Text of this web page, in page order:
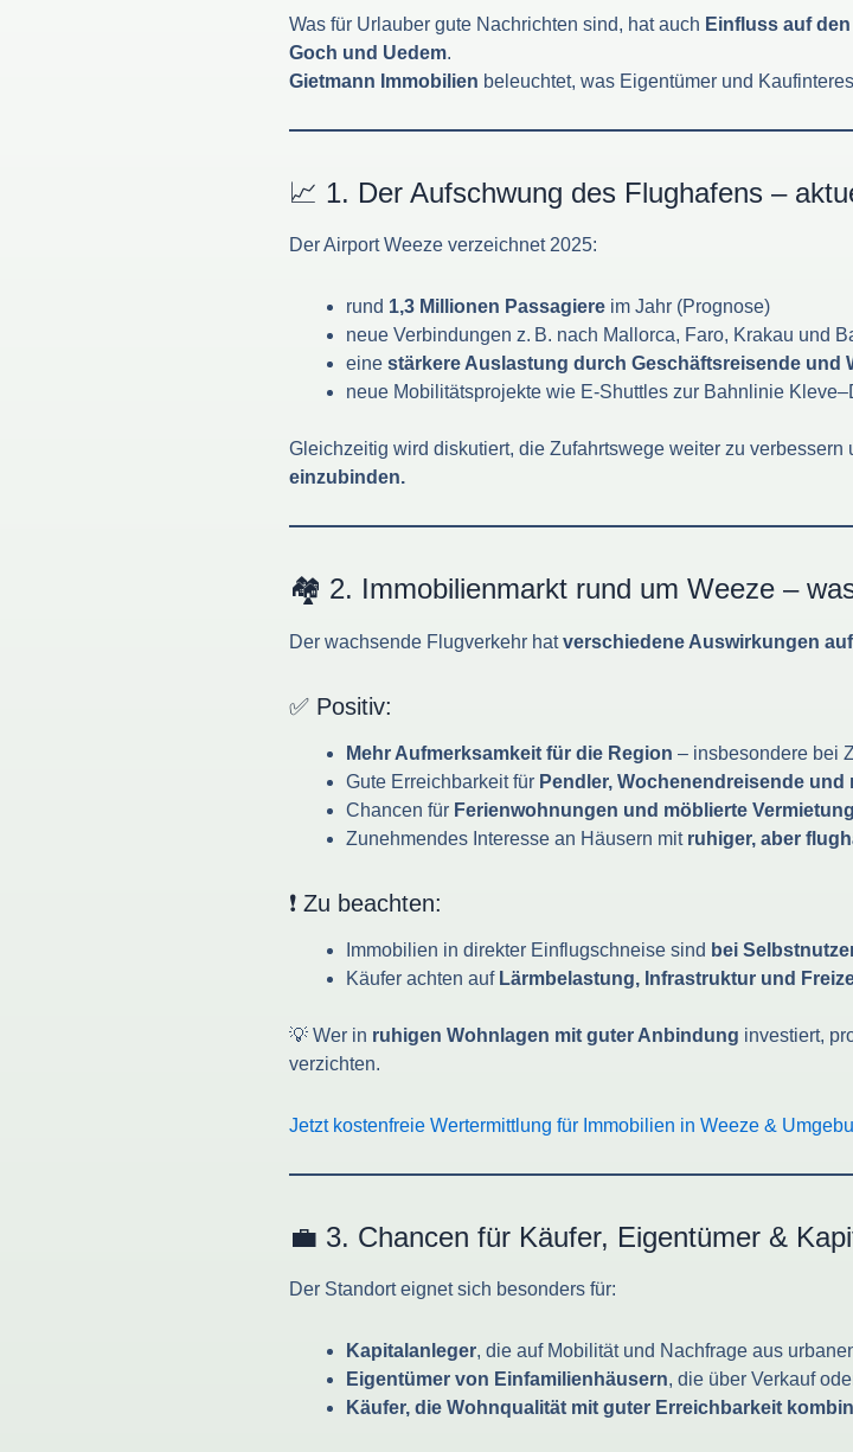
Was für Urlauber gute Nachrichten sind, hat auch Einfluss auf
Goch und Uedem.
Gietmann Immobilien beleuchtet, was Eigentümer und
📈 1. Der Aufschwung des Flughafens –
Der Airport Weeze verzeichnet 2025:
rund 1,3 Millionen Passagiere im Jahr (Prognose)
neue Verbindungen z. B. nach Mallorca, Faro, Krakau und
eine stärkere Auslastung durch Geschäftsreisende und
neue Mobilitätsprojekte wie E-Shuttles zur Bahnlinie
Gleichzeitig wird diskutiert, die Zufahrtswege weiter zu verbessern
einzubinden.
🏘️ 2. Immobilienmarkt rund um Weeze –
Der wachsende Flugverkehr hatverschiedene Auswirkungen
✅ Positiv:
Mehr Aufmerksamkeit für die Region – insbesondere bei
Gute Erreichbarkeit für Pendler, Wochenendreisende und
Chancen für Ferienwohnungen und möblierte Vermietung
Zunehmendes Interesse an Häusern mit ruhiger, aber
❗ Zu beachten:
Immobilien in direkter Einflugschneise sind bei
Käufer achten auf Lärmbelastung, Infrastruktur und
💡 Wer in ruhigen Wohnlagen mit guter Anbindung investiert,
verzichten.
Jetzt kostenfreie Wertermittlung für Immobilien in Weeze &
💼 3. Chancen für Käufer, Eigentümer &
Der Standort eignet sich besonders für:
Kapitalanleger, die auf Mobilität und Nachfrage aus
Eigentümer von Einfamilienhäusern, die über Verkauf
Käufer, die Wohnqualität mit guter Erreichbarkeit